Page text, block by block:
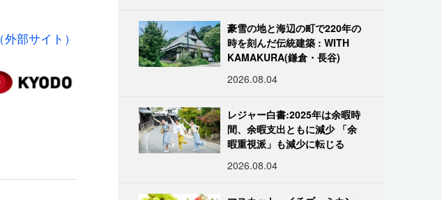
部サイト）
豪雪の地と海辺の町で220年の
時を刻んだ伝統建築 : WITH
KAMAKURA(鎌倉・長谷)
2026.08.04
レジャー白書:2025年は余暇時
間、余暇支出ともに減少 「余
暇重視派」も減少に転じる
2026.08.04